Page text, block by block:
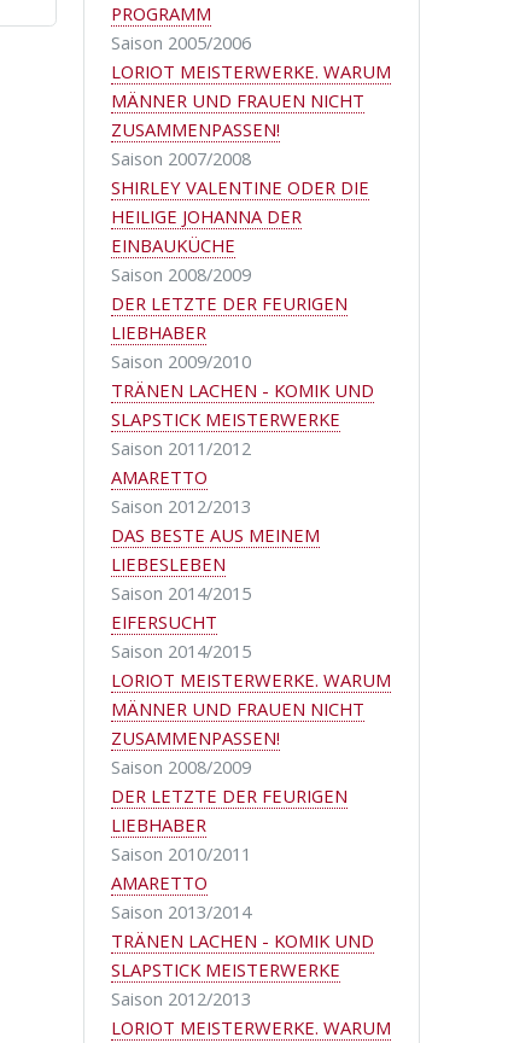
PROGRAMM
Saison 2005/2006
LORIOT MEISTERWERKE. WARUM
MÄNNER UND FRAUEN NICHT
ZUSAMMENPASSEN!
Saison 2007/2008
SHIRLEY VALENTINE ODER DIE
HEILIGE JOHANNA DER
EINBAUKÜCHE
Saison 2008/2009
DER LETZTE DER FEURIGEN
LIEBHABER
Saison 2009/2010
TRÄNEN LACHEN - KOMIK UND
SLAPSTICK MEISTERWERKE
Saison 2011/2012
AMARETTO
Saison 2012/2013
DAS BESTE AUS MEINEM
LIEBESLEBEN
Saison 2014/2015
EIFERSUCHT
Saison 2014/2015
LORIOT MEISTERWERKE. WARUM
MÄNNER UND FRAUEN NICHT
ZUSAMMENPASSEN!
Saison 2008/2009
DER LETZTE DER FEURIGEN
LIEBHABER
Saison 2010/2011
AMARETTO
Saison 2013/2014
TRÄNEN LACHEN - KOMIK UND
SLAPSTICK MEISTERWERKE
Saison 2012/2013
LORIOT MEISTERWERKE. WARUM